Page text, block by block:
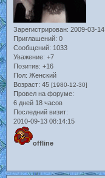
Зарегистрирован: 2009-03-14
Приглашений: 0
Сообщений: 1033
Уважение: +7
Позитив: +16
Пол: Женский
Возраст: 45 [1980-12-30]
Провел на форуме:
6 дней 18 часов
Последний визит:
2010-09-13 08:14:15
offline